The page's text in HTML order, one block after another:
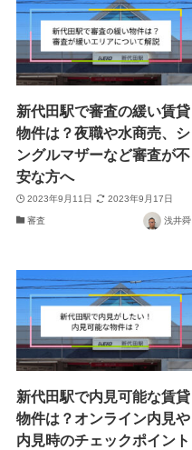
新代田駅で審査の緩い賃貸
物件は？夜職や水商売、シ
ングルマザーなど審査が不
安な方へ
2023年9月11日 2023年9月17日
審査 浅井舜
新代田駅で内見可能な賃貸
物件は？オンライン内見や
内見時のチェックポイント